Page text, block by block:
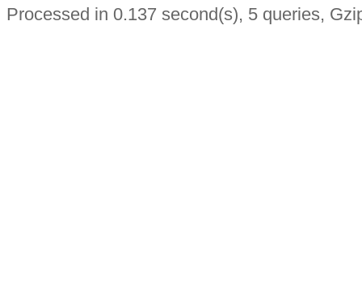
Processed in 0.137 second(s), 5 queries,